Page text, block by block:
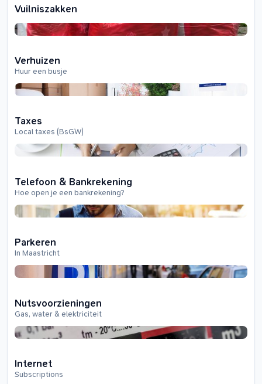
Vuilniszakken
Verhuizen
Huur een busje
Taxes
Local taxes (BsGW)
Telefoon & Bankrekening
Hoe open je een bankrekening?
Parkeren
In Maastricht
Nutsvoorzieningen
Gas, water & elektriciteit
Internet
Subscriptions